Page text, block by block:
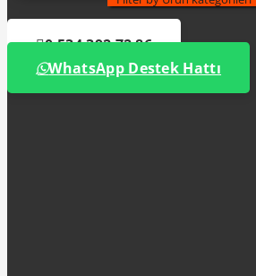
0 534 392 72 86
WhatsApp Destek Hattı